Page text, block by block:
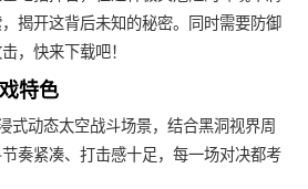
揭开这背后未知的秘密。同时需要防御
，快来下载吧！
特色
式动态太空战斗场景，结合黑洞视界周
奏紧凑、打击感十足，每一场对决都考